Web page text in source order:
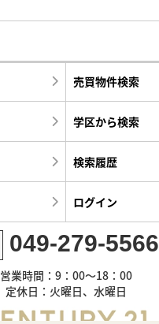
売買物件検索
学区から検索
検索履歴
ログイン
049-279-5566
営業時間：9：00～18：00
定休日：火曜日、水曜日